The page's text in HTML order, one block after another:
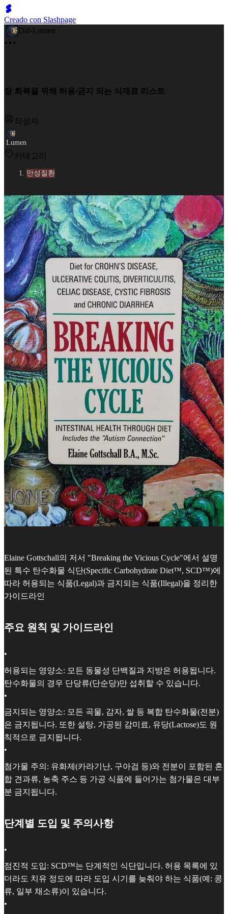
Creado con Slashpage
Dal-Lumen
장 회복을 위해 허용/금지 되는 식재료 리스트
작성자
Lumen
카테고리
만성질환
Elaine Gottschall의 저서 "Breaking the Vicious Cycle"에서 설명
된 특수 탄수화물 식단(Specific Carbohydrate Diet™, SCD™)에
따라 허용되는 식품(Legal)과 금지되는 식품(Illegal)을 정리한
가이드라인
주요 원칙 및 가이드라인
•
허용되는 영양소: 모든 동물성 단백질과 지방은 허용됩니다.
탄수화물의 경우 단당류(단순당)만 섭취할 수 있습니다.
•
금지되는 영양소: 모든 곡물, 감자, 쌀 등 복합 탄수화물(전분)
은 금지됩니다. 또한 설탕, 가공된 감미료, 유당(Lactose)도 원
칙적으로 금지됩니다.
•
첨가물 주의: 유화제(카라기난, 구아검 등)와 전분이 포함된 혼
합 견과류, 농축 주스 등 가공 식품에 들어가는 첨가물은 대부
분 금지됩니다.
단계별 도입 및 주의사항
•
점진적 도입: SCD™는 단계적인 식단입니다. 허용 목록에 있
더라도 치유 정도에 따라 도입 시기를 늦춰야 하는 식품(예: 콩
류, 일부 채소류)이 있습니다.
•